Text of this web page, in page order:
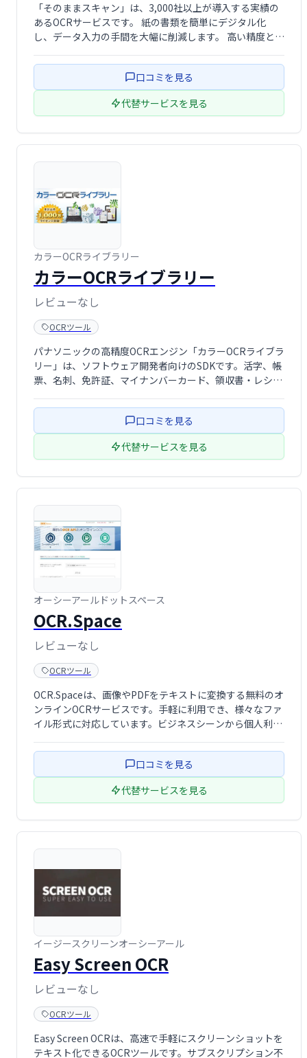
「そのままスキャン」は、3,000社以上が導入する実績の
あるOCRサービスです。 紙の書類を簡単にデジタル化
し、データ入力の手間を大幅に削減します。 高い精度と信
トデータを取り出し、様々な業務に活用できます。
口コミを見る
代替サービスを見る
カラーOCRライブラリー
カラーOCRライブラリー
レビューなし
OCRツール
パナソニックの高精度OCRエンジン「カラーOCRライブラ
リー」は、ソフトウェア開発者向けのSDKです。活字、帳
票、名刺、免許証、マイナンバーカード、領収書・レシー
を提供。多様なニーズに対応する開発を強力にサポートし
口コミを見る
代替サービスを見る
オーシーアールドットスペース
OCR.Space
レビューなし
OCRツール
OCR.Spaceは、画像やPDFをテキストに変換する無料のオ
ンラインOCRサービスです。手軽に利用でき、様々なファ
イル形式に対応しています。ビジネスシーンから個人利用
OCR.Spaceでスピーディーなテキスト変換を体験してくだ
口コミを見る
代替サービスを見る
イージースクリーンオーシーアール
Easy Screen OCR
レビューなし
OCRツール
Easy Screen OCRは、高速で手軽にスクリーンショットを
テキスト化できるOCRツールです。サブスクリプション不